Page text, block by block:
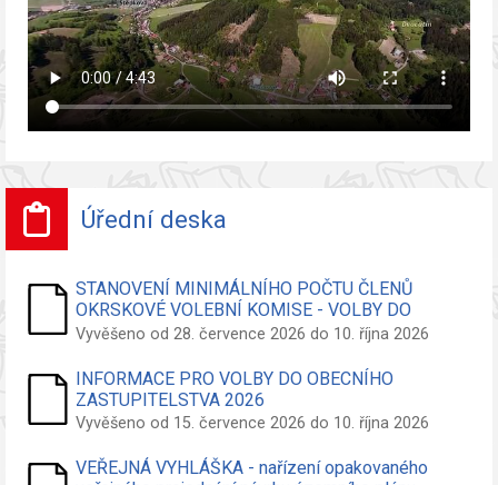
Úřední deska
STANOVENÍ MINIMÁLNÍHO POČTU ČLENŮ
OKRSKOVÉ VOLEBNÍ KOMISE - VOLBY DO
ZASTUPITELSTVA OBCE
Vyvěšeno od 28. července 2026 do 10. října 2026
INFORMACE PRO VOLBY DO OBECNÍHO
ZASTUPITELSTVA 2026
Vyvěšeno od 15. července 2026 do 10. října 2026
VEŘEJNÁ VYHLÁŠKA - nařízení opakovaného